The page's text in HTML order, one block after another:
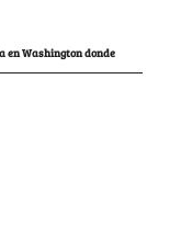
en Washington donde